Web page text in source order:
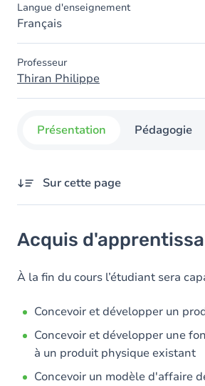
Langue d'enseignement
Français
Professeur
Thiran Philippe
Présentation Pédagogie
Sur cette page
Objectifs
Contenu
Acquis
À la fin du cours l’étudiant sera
Concevoir et développer un
Concevoir et développer une
à un produit physique existant
Concevoir un modèle d'affaire